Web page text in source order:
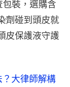
裝，選購含
劑碰到頭皮就
皮保護液守護
大律師解構